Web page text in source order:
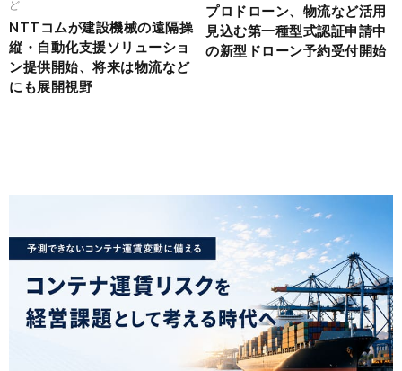
ど
NTTコムが建設機械の遠隔操
縦・自動化支援ソリューショ
ン提供開始、将来は物流など
にも展開視野
プロドローン、物流など活用
見込む第一種型式認証申請中
の新型ドローン予約受付開始